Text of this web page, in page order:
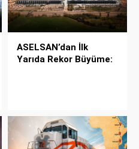
ASELSAN’dan İlk
Yarıda Rekor Büyüme: